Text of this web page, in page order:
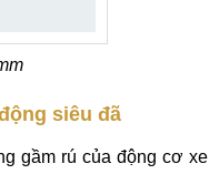
siêu đã
gầm rú của động cơ xe